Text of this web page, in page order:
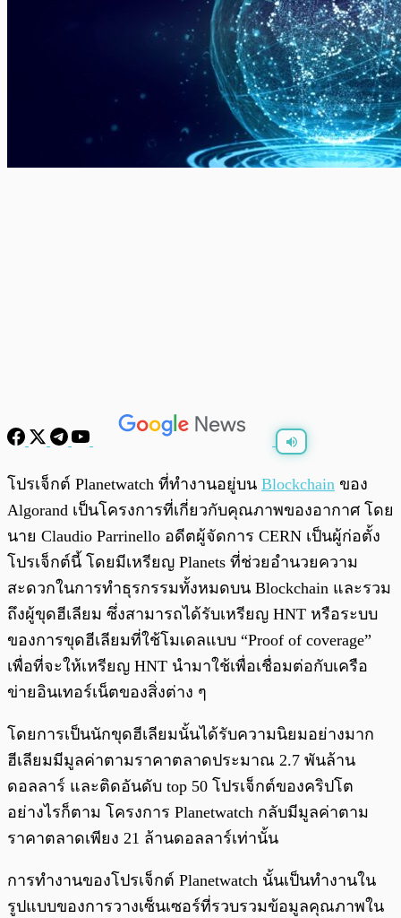
พร้อมเล่น
โปรเจ็กต์ Planetwatch ที่ทำงานอยู่บน Blockchain ของ
Algorand เป็นโครงการที่เกี่ยวกับคุณภาพของอากาศ โดย
นาย Claudio Parrinello อดีตผู้จัดการ CERN เป็นผู้ก่อตั้ง
โปรเจ็กต์นี้ โดยมีเหรียญ Planets ที่ช่วยอำนวยความ
สะดวกในการทำธุรกรรมทั้งหมดบน Blockchain และรวม
ถึงผู้ขุดฮีเลียม ซึ่งสามารถได้รับเหรียญ HNT หรือระบบ
ของการขุดฮีเลียมที่ใช้โมเดลแบบ “Proof of coverage”
เพื่อที่จะให้เหรียญ HNT นำมาใช้เพื่อเชื่อมต่อกับเครือ
ข่ายอินเทอร์เน็ตของสิ่งต่าง ๆ
โดยการเป็นนักขุดฮีเลียมนั้นได้รับความนิยมอย่างมาก
ฮีเลียมมีมูลค่าตามราคาตลาดประมาณ 2.7 พันล้าน
ดอลลาร์ และติดอันดับ top 50 โปรเจ็กต์ของคริปโต
อย่างไรก็ตาม โครงการ Planetwatch กลับมีมูลค่าตาม
ราคาตลาดเพียง 21 ล้านดอลลาร์เท่านั้น
การทำงานของโปรเจ็กต์ Planetwatch นั้นเป็นทำงานใน
รูปแบบของการวางเซ็นเซอร์ที่รวบรวมข้อมูลคุณภาพใน